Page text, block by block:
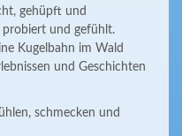
gehüpft und
probiert und gefühlt.
Kugelbahn im Wald
und Geschichten
schmecken und